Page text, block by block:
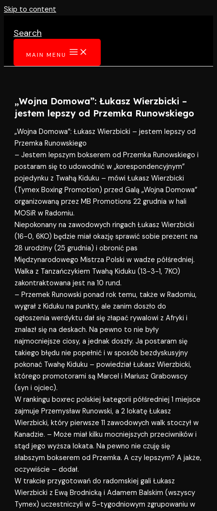
Skip to content
Search
MAIN MENU
„Wojna Domowa”: Łukasz Wierzbicki –
jestem lepszy od Przemka Runowskiego
„Wojna Domowa”: Łukasz Wierzbicki – jestem lepszy od
Przemka Runowskiego
– Jestem lepszym bokserem od Przemka Runowskiego i
postaram się to udowodnić w „korespondencyjnym”
pojedynku z Twahą Kiduku – mówi Łukasz Wierzbicki
(Tymex Boxing Promotion) przed Galą „Wojna Domowa”
organizowaną przez MB Promotions 22 grudnia w hali
MOSiR w Radomiu.
Niepokonany na zawodowych ringach Łukasz Wierzbicki
(16-0, 6KO) będzie miał okazję sprawić sobie prezent na
28 urodziny (25 grudnia) i obronić pas
Międzynarodowego Mistrza Polski w wadze półśredniej.
Walka z Tanzańczykiem Twahą Kiduku (13-3-1, 7KO)
zakontraktowana jest na 10 rund.
– Przemek Runowski ponad rok temu, także w Radomiu,
wygrał z Kiduku na punkty, ale zanim doszło do
ogłoszenia werdyktu dał się złapać rywalowi z Afryki i
znalazł się na deskach. Na pewno to nie były
najmocniejsze ciosy, a jednak doszły. Ja postaram się
takiego błędu nie popełnić i w sposób bezdyskusyjny
pokonać Twahę Kiduku – powiedział Łukasz Wierzbicki,
którego promotorami są Marcel i Mariusz Grabowscy
(syn i ojciec).
W rankingu boxrec polskiej kategorii półśredniej 1 miejsce
zajmuje Przemysław Runowski, a 2 lokatę Łukasz
Wierzbicki, który pierwsze 11 zawodowych walk stoczył w
Kanadzie. – Może miał kilku mocniejszych przeciwników i
stąd jego wyższa lokata. Na pewno nie czuję się
słabszym bokserem od Przemka. A czy lepszym? A jakże,
oczywiście – dodał.
W trakcie przygotowań do radomskiej gali Łukasz
Wierzbicki z Ewą Brodnicką i Adamem Balskim (wszyscy
Tymex) uczestniczyli w 5-tygodniowym zgrupowaniu w